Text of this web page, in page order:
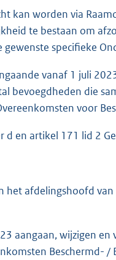
kan worden via
te bestaan om
specifieke
vanaf 1 juli
bevoegdheden die
voor
d en artikel 171 lid 2
het afdelingshoofd
aangaan, wijzigen
Beschermd-